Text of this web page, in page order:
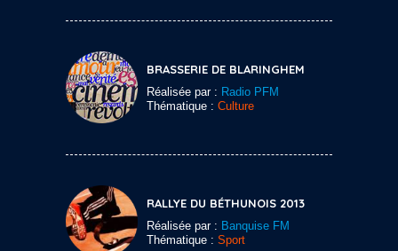
BRASSERIE DE BLARINGHEM
Réalisée par : Radio PFM
Thématique : Culture
RALLYE DU BÉTHUNOIS 2013
Réalisée par : Banquise FM
Thématique : Sport